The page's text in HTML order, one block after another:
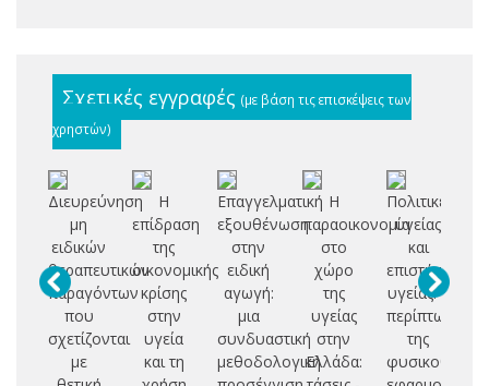
Σχετικές εγγραφές (με βάση τις επισκέψεις των
χρηστών)
Διευρεύνηση
μη
ειδικών
θεραπευτικών
παραγόντων
που
σχετίζονται
με
Η
επίδραση
της
οικονομικής
κρίσης
στην
υγεία
και τη
Επαγγελματική
εξουθένωση
στην
ειδική
αγωγή:
μια
συνδυαστική
μεθοδολογική
Η
παραοικονομία
στο
χώρο
της
υγείας
στην
Ελλάδα:
Πολιτικές
υγείας
και
επιστήμες
υγείας: η
περίπτωση
της